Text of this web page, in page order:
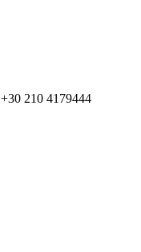
+30 210 4179444